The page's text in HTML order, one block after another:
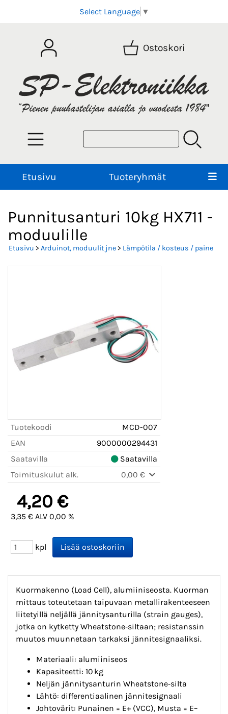
Select Language ▼
Ostoskori
Etusivu Tuoteryhmät
Punnitusanturi 10kg HX711 -
moduulille
Etusivu > Arduinot, moduulit jne> Lämpötila / kosteus / paine
Tuotekoodi
MCD-007
EAN
9000000294431
Saatavilla
Saatavilla
Toimituskulut alk.
0,00 €
4,20 €
3,35 € ALV 0,00 %
kpl
Kuormakenno (Load Cell), alumiiniseosta. Kuorman
mittaus toteutetaan taipuvaan metallirakenteeseen
liitetyillä neljällä jännitysanturilla (strain gauges),
jotka on kytketty Wheatstone‑siltaan; resistanssin
muutos muunnetaan tarkaksi jännitesignaaliksi.
Materiaali: alumiiniseos
Kapasiteetti: 10 kg
Neljän jännitysanturin Wheatstone‑silta
Lähtö: differentiaalinen jännitesignaali
Johtovärit: Punainen = E+ (VCC), Musta = E–